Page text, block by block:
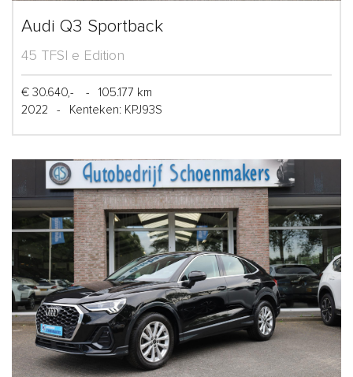
Audi Q3 Sportback
45 TFSI e Edition
€ 30.640,- -
105.177 km
2022
- Kenteken: KPJ93S